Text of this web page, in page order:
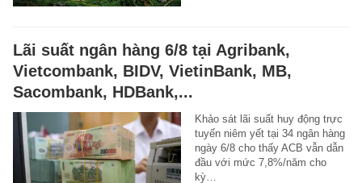
Lãi suất ngân hàng 6/8 tại Agribank,
Vietcombank, BIDV, VietinBank, MB,
Sacombank, HDBank,...
Khảo sát lãi suất huy động trực
tuyến niêm yết tại 34 ngân hàng
ngày 6/8 cho thấy ACB vẫn dẫn
đầu với mức 7,8%/năm cho
kỳ…